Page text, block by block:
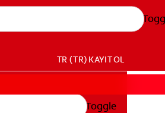
TR (TR) KAYIT OL
Toggle